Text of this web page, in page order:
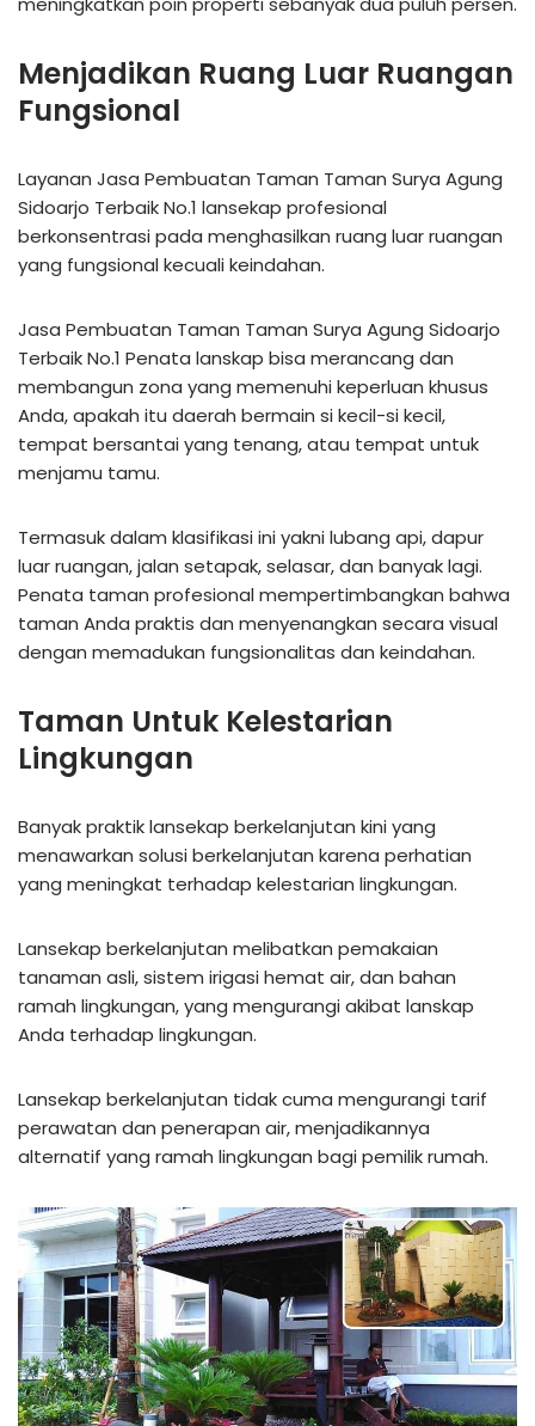
Menjadikan Ruang Luar Ruangan
Fungsional
Layanan Jasa Pembuatan Taman Taman Surya Agung
Sidoarjo Terbaik No.1 lansekap profesional
berkonsentrasi pada menghasilkan ruang luar ruangan
yang fungsional kecuali keindahan.
Jasa Pembuatan Taman Taman Surya Agung Sidoarjo
Terbaik No.1 Penata lanskap bisa merancang dan
membangun zona yang memenuhi keperluan khusus
Anda, apakah itu daerah bermain si kecil-si kecil,
tempat bersantai yang tenang, atau tempat untuk
menjamu tamu.
Termasuk dalam klasifikasi ini yakni lubang api, dapur
luar ruangan, jalan setapak, selasar, dan banyak lagi.
Penata taman profesional mempertimbangkan bahwa
taman Anda praktis dan menyenangkan secara visual
dengan memadukan fungsionalitas dan keindahan.
Taman Untuk Kelestarian
Lingkungan
Banyak praktik lansekap berkelanjutan kini yang
menawarkan solusi berkelanjutan karena perhatian
yang meningkat terhadap kelestarian lingkungan.
Lansekap berkelanjutan melibatkan pemakaian
tanaman asli, sistem irigasi hemat air, dan bahan
ramah lingkungan, yang mengurangi akibat lanskap
Anda terhadap lingkungan.
Lansekap berkelanjutan tidak cuma mengurangi tarif
perawatan dan penerapan air, menjadikannya
alternatif yang ramah lingkungan bagi pemilik rumah.